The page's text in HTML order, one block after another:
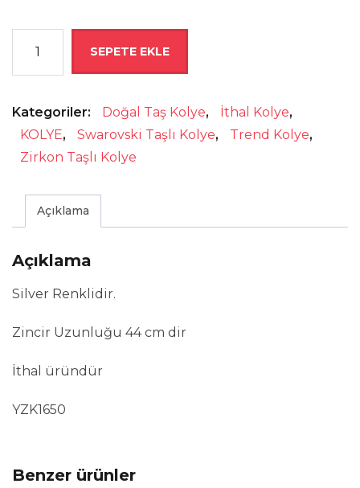
Kolye
adet
SEPETE EKLE
Kategoriler: Doğal Taş Kolye, İthal Kolye,
KOLYE, Swarovski Taşlı Kolye, Trend Kolye,
Zirkon Taşlı Kolye
Açıklama
Açıklama
Silver Renklidir.
Zincir Uzunluğu 44 cm dir
İthal üründür
YZK1650
Benzer ürünler